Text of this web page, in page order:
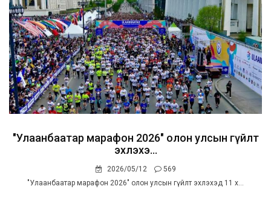
"Улаанбаатар марафон 2026" олон улсын гүйлт
эхлэхэ...
2026/05/12
569
"Улаанбаатар марафон 2026" олон улсын гүйлт эхлэхэд 11 х...